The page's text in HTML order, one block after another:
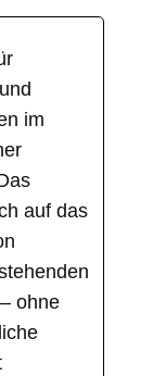
im
auf das
ohne